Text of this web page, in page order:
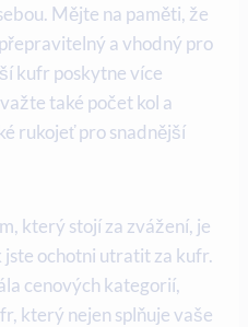
Mějte na paměti, že
a vhodný pro
kufr poskytne více
také počet kol a
rukojeť pro snadnější
který stojí za zvážení, je
jste ochotni utratit za kufr.
cenových kategorií,
který nejen splňuje vaše